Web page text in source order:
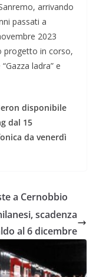
arrivando
passati a
2023
progetto in corso,
ladra” e
disponibile
dal 15
da venerdì
a Cernobbio
scadenza
al 6 dicembre